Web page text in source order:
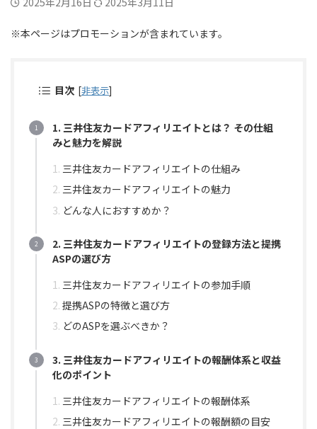
※本ページはプロモーションが含まれています。
目次 [非表示]
1. 三井住友カードアフィリエイトとは？ その仕組
みと魅力を解説
三井住友カードアフィリエイトの仕組み
三井住友カードアフィリエイトの魅力
どんな人におすすめか？
2. 三井住友カードアフィリエイトの登録方法と提携
ASPの選び方
三井住友カードアフィリエイトの参加手順
提携ASPの特徴と選び方
どのASPを選ぶべきか？
3. 三井住友カードアフィリエイトの報酬体系と収益
化のポイント
三井住友カードアフィリエイトの報酬体系
三井住友カードアフィリエイトの報酬額の目安